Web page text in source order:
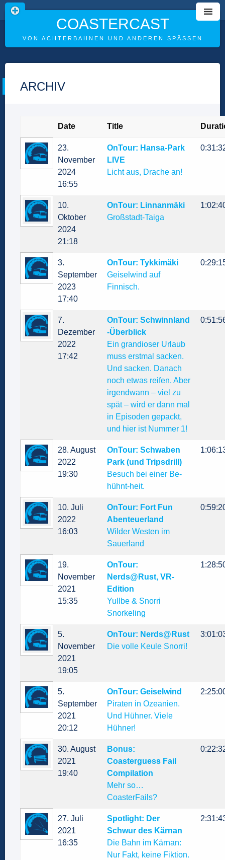
COASTERCAST
VON ACHTERBAHNEN UND ANDEREN SPÄSSEN
to
contentARCHIV
Date Title
23.
November
2024
16:55
OnTour: Hansa-Park
LIVE
Licht aus, Drache an!
10.
Oktober
2024
21:18
OnTour: Linnanmäki
Großstadt-Taiga
3.
September
2023
17:40
OnTour: Tykkimäki
Geiselwind auf
Finnisch.
7.
Dezember
2022
17:42
OnTour: Schwinnland
-Überblick
Ein grandioser Urlaub
muss erstmal sacken.
Und sacken. Danach
noch etwas reifen. Aber
irgendwann – viel zu
spät – wird er dann mal
in Episoden gepackt,
und hier ist Nummer 1!
28. August
2022
19:30
OnTour: Schwaben
Park (und Tripsdrill)
Besuch bei einer Be-
hühnt-heit.
10. Juli
2022
16:03
OnTour: Fort Fun
Abenteuerland
Wilder Westen im
Sauerland
19.
November
2021
15:35
OnTour:
Nerds@Rust, VR-
Edition
Yullbe & Snorri
Snorkeling
5.
November
2021
19:05
OnTour: Nerds@Rust
Die volle Keule Snorri!
5.
September
2021
20:12
OnTour: Geiselwind
Piraten in Ozeanien.
Und Hühner. Viele
Hühner!
30. August
2021
19:40
Bonus:
Coasterguess Fail
Compilation
Mehr so…
CoasterFails?
27. Juli
2021
16:35
Spotlight: Der
Schwur des Kärnan
Die Bahn im Kärnan:
Nur Fakt, keine Fiktion.